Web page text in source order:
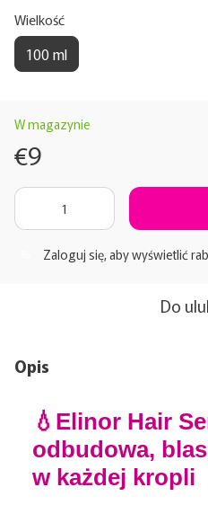
Wielkość
100 ml
W magazynie
€9
Zaloguj się, aby wyświetlić
Do
Opis
💧Elinor Hair
odbudowa,
w każdej kropli